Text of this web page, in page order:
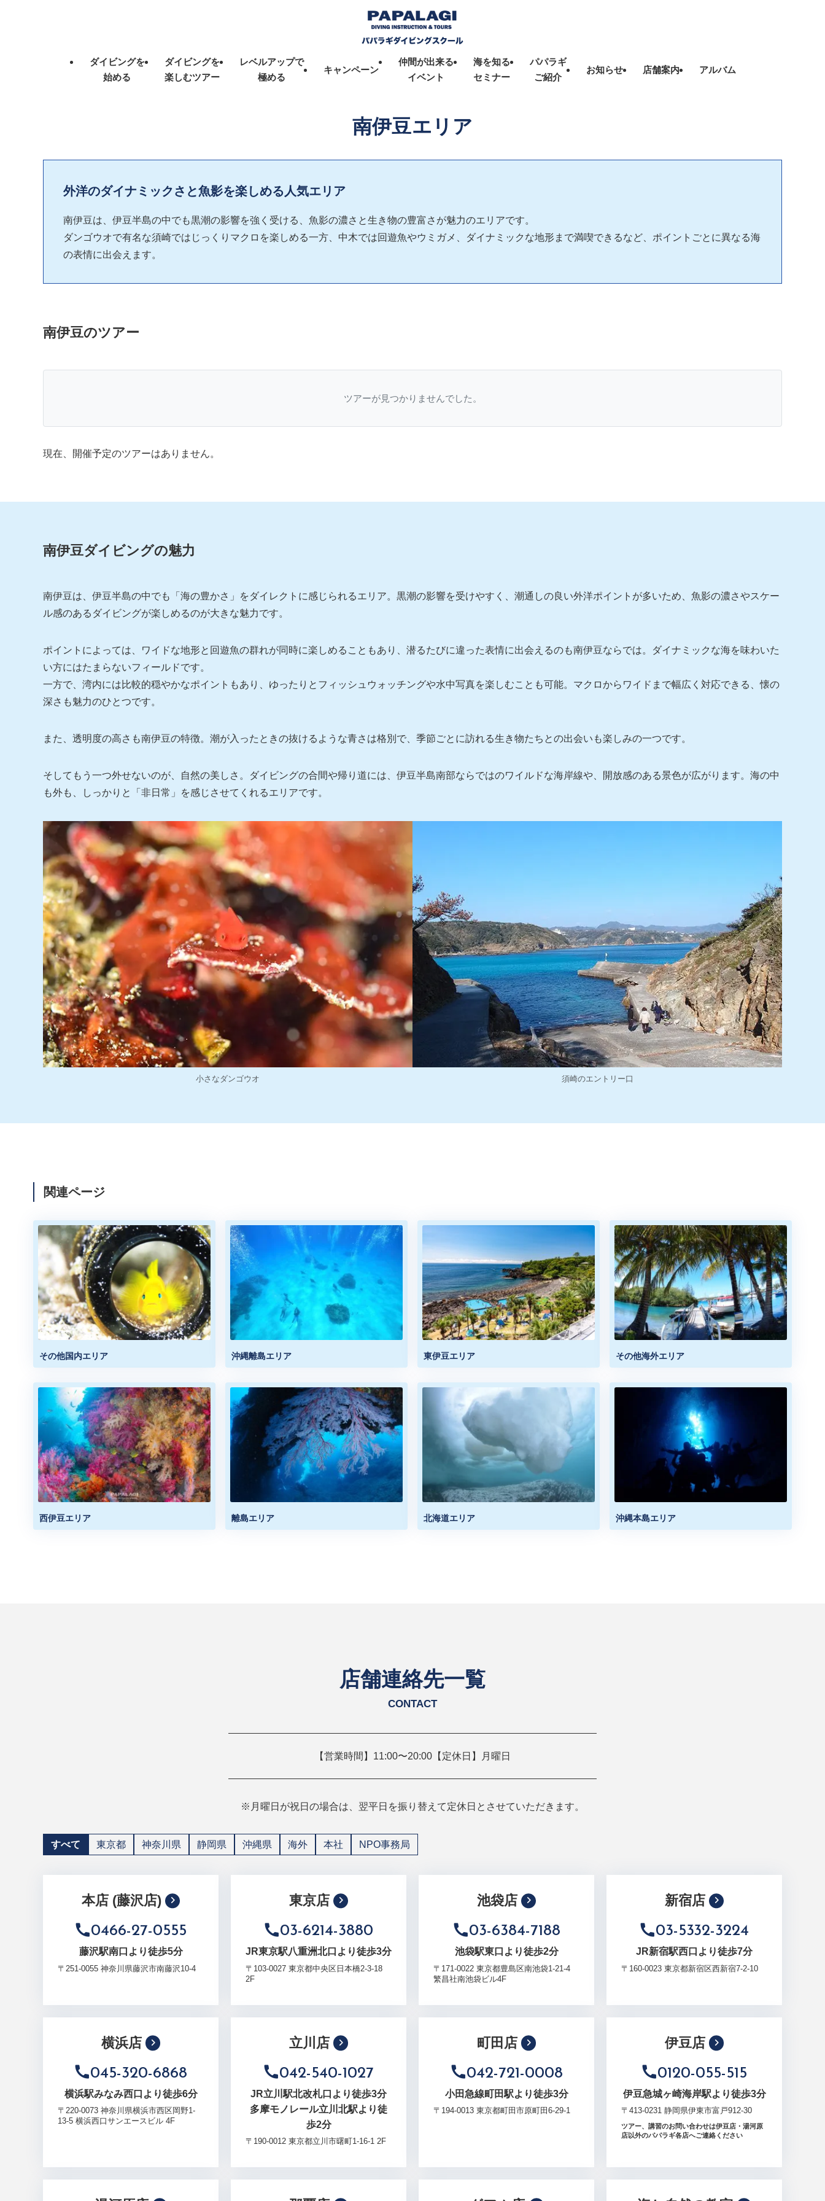
ダイビングを
始める
ダイビングを
楽しむツアー
レベルアップで
極める
キャンペーン
仲間が出来る
イベント
海を知る
セミナー
パパラギ
ご紹介
お知らせ 店舗案内 アルバム
南伊豆エリア
外洋のダイナミックさと魚影を楽しめる人気エリア
南伊豆は、伊豆半島の中でも黒潮の影響を強く受ける、魚影の濃さと生き物の豊富さが魅力のエリアです。
ダンゴウオで有名な須崎ではじっくりマクロを楽しめる一方、中木では回遊魚やウミガメ、ダイナミックな地形まで満喫できるなど、ポイントごとに異なる海
の表情に出会えます。
南伊豆のツアー
ツアーが見つかりませんでした。
現在、開催予定のツアーはありません。
南伊豆ダイビングの魅力
南伊豆は、伊豆半島の中でも「海の豊かさ」をダイレクトに感じられるエリア。黒潮の影響を受けやすく、潮通しの良い外洋ポイントが多いため、魚影の濃さやスケー
ル感のあるダイビングが楽しめるのが大きな魅力です。
ポイントによっては、ワイドな地形と回遊魚の群れが同時に楽しめることもあり、潜るたびに違った表情に出会えるのも南伊豆ならでは。ダイナミックな海を味わいた
い方にはたまらないフィールドです。
一方で、湾内には比較的穏やかなポイントもあり、ゆったりとフィッシュウォッチングや水中写真を楽しむことも可能。マクロからワイドまで幅広く対応できる、懐の
深さも魅力のひとつです。
また、透明度の高さも南伊豆の特徴。潮が入ったときの抜けるような青さは格別で、季節ごとに訪れる生き物たちとの出会いも楽しみの一つです。
そしてもう一つ外せないのが、自然の美しさ。ダイビングの合間や帰り道には、伊豆半島南部ならではのワイルドな海岸線や、開放感のある景色が広がります。海の中
も外も、しっかりと「非日常」を感じさせてくれるエリアです。
小さなダンゴウオ 須崎のエントリー口
関連ページ
その他国内エリア 沖縄離島エリア 東伊豆エリア その他海外エリア
西伊豆エリア 離島エリア 北海道エリア 沖縄本島エリア
店舗連絡先一覧
CONTACT
【営業時間】11:00〜20:00【定休日】月曜日
※月曜日が祝日の場合は、翌平日を振り替えて定休日とさせていただきます。
すべて 東京都 神奈川県 静岡県 沖縄県 海外 本社 NPO事務局
本店 (藤沢店)
0466-27-0555
藤沢駅南口より徒歩5分
〒251-0055 神奈川県藤沢市南藤沢10-4
東京店
03-6214-3880
JR東京駅八重洲北口より徒歩3分
〒103-0027 東京都中央区日本橋2-3-18
2F
池袋店
03-6384-7188
池袋駅東口より徒歩2分
〒171-0022 東京都豊島区南池袋1-21-4
繁昌社南池袋ビル4F
新宿店
03-5332-3224
JR新宿駅西口より徒歩7分
〒160-0023 東京都新宿区西新宿7-2-10
横浜店
045-320-6868
横浜駅みなみ西口より徒歩6分
〒220-0073 神奈川県横浜市西区岡野1-
13-5 横浜西口サンエースビル 4F
立川店
042-540-1027
JR立川駅北改札口より徒歩3分
多摩モノレール立川北駅より徒
歩2分
〒190-0012 東京都立川市曙町1-16-1 2F
町田店
042-721-0008
小田急線町田駅より徒歩3分
〒194-0013 東京都町田市原町田6-29-1
伊豆店
0120-055-515
伊豆急城ヶ崎海岸駅より徒歩3分
〒413-0231 静岡県伊東市富戸912-30
ツアー、講習のお問い合わせは伊豆店・湯河原
店以外のパパラギ各店へご連絡ください